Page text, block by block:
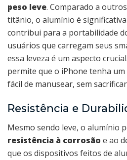
peso leve. Comparado a
titânio, o alumínio é
contribui para a portabilidade
usuários que carregam seus
essa leveza é um aspecto
permite que o iPhone tenha
fácil de manusear, sem
Resistência e
Mesmo sendo leve, o alumínio
resistência à corrosão e ao
que os dispositivos feitos de